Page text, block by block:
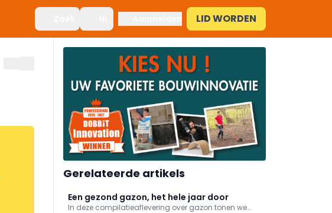
LID WORDEN
Gerelateerde artikels
Een gezond gazon, het hele jaar door
In deze compilatieaflevering over gazon tonen we